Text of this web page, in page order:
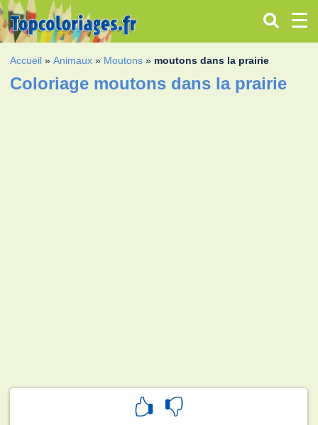
Accueil »Animaux » Moutons » moutons dans la prairie
Coloriage moutons dans la prairie